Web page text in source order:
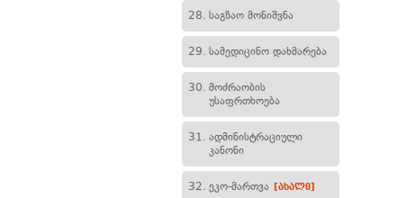
28. საგზაო მონიშვნა
29. სამედიცინო დახმარება
30. მოძრაობის
უსაფრთხოება
31. ადმინისტრაციული
კანონი
32. ეკო-მართვა [ახალი]